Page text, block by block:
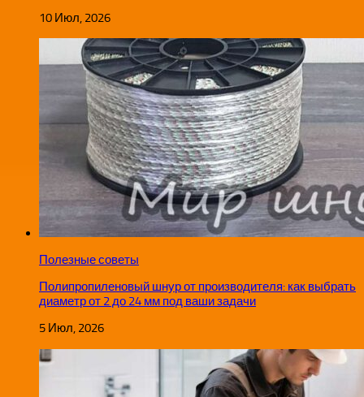
10 Июл, 2026
Полезные советы
Полипропиленовый шнур от производителя: как выбрать
диаметр от 2 до 24 мм под ваши задачи
5 Июл, 2026